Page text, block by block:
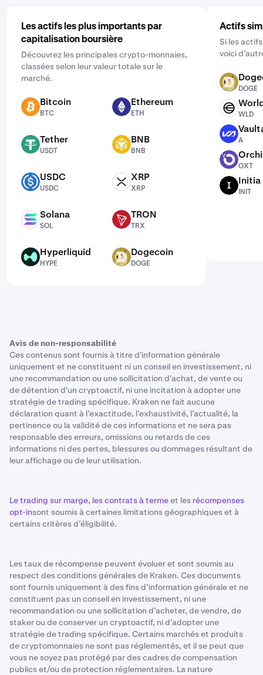
Les actifs les plus importants par
capitalisation boursière
Découvrez les principales crypto-monnaies,
classées selon leur valeur totale sur le
marché.
BTC Bitcoin
BTC
ETH Ethereum
ETH
USDT Tether
USDT
BNB BNB
BNB
USDC USDC
USDC
XRP XRP
XRP
SOL Solana
SOL
TRX TRON
TRX
HYPE Hyperliquid
HYPE
DOGE Dogecoin
DOGE
Actifs
Si les
voici
DOGE
DOGE
WLD
WLD
A
A
OXT
OXT
Initia
INIT
Avis de non-responsabilité
Ces contenus sont fournis à titre d'information générale
uniquement et ne constituent ni un conseil en investissement, ni
une recommandation ou une sollicitation d'achat, de vente ou
de détention d'un cryptoactif, ni une incitation à adopter une
stratégie de trading spécifique. Kraken ne fait aucune
déclaration quant à l’exactitude, l’exhaustivité, l’actualité, la
pertinence ou la validité de ces informations et ne sera pas
responsable des erreurs, omissions ou retards de ces
informations ni des pertes, blessures ou dommages résultant de
leur affichage ou de leur utilisation.
Le trading sur marge, les contrats à termeet les récompenses
opt-insont soumis à certaines limitations géographiques et à
certains critères d’éligibilité.
Les taux de récompense peuvent évoluer et sont soumis au
respect des conditions générales de Kraken. Ces documents
sont fournis uniquement à des fins d’information générale et ne
constituent pas un conseil en investissement, ni une
recommandation ou une sollicitation d’acheter, de vendre, de
staker ou de conserver un cryptoactif, ni d’adopter une
stratégie de trading spécifique. Certains marchés et produits
de cryptomonnaies ne sont pas réglementés, et il se peut que
vous ne soyez pas protégé par des cadres de compensation
publics et/ou de protection réglementaires. La nature